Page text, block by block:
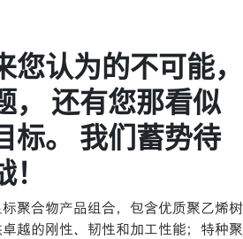
您认为的不可能，
， 还有您那看似
标。 我们蓄势待
聚合物产品组合，包含优质聚乙烯树
越的刚性、韧性和加工性能；特种聚